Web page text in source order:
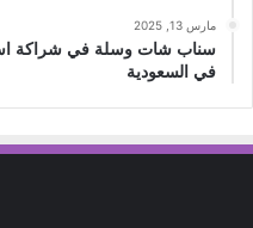
مارس 13, 2025
سناب شات وسلة في شراكة
في السعودية